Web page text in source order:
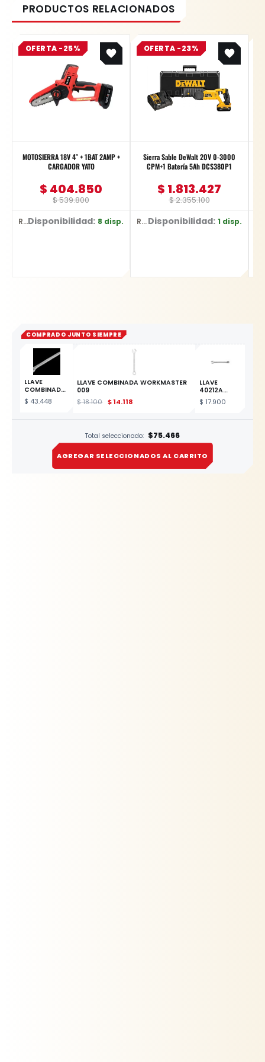
OFERTA -25%
MOTOSIERRA 18V 4″ + 1BAT 2AMP +
CARGADOR YATO
$539.800
Original
price
was:
$ 539.800.
$ 404.850
Current
price
is:
$ 404.850.
Ref: YT-828135Disponibilidad: 8 disp.
OFERTA -23%
Sierra Sable DeWalt 20V 0-3000
CPM+1 Batería 5Ah DCS380P1
$2.355.100
Original
price
was:
$ 2.355.100.
$ 1.813.427
Current
price
is:
$ 1.813.427.
Ref: DCS380P1Disponibilidad: 1 disp.
COMPRADO JUNTO SIEMPRE
LLAVE
COMBINADA
DE 21MM
ESTE
$ 43.448
LLAVE COMBINADA WORKMASTER
009
$18.100 $14.118
LLAVE
40212A
COMBINADA
17MM
$ 17.900
Total seleccionado: $75.466
AGREGAR SELECCIONADOS AL CARRITO